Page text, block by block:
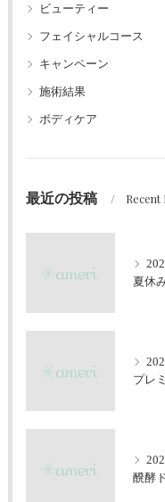
ビューティー
フェイシャルコース
キャンペーン
施術結果
ボディケア
最近の投稿 Recent
夏休
プレ
醗酵